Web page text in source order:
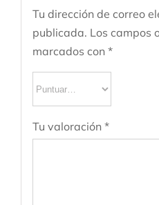
Tu dirección de correo
publicada. Los campos
marcados con *
Tu valoración *